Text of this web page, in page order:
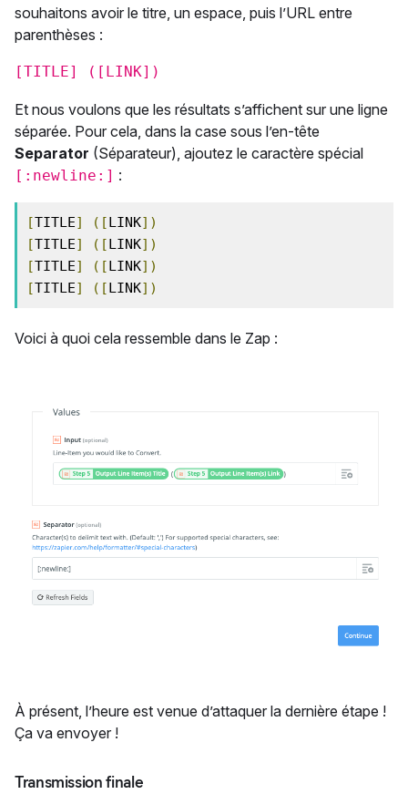
souhaitons avoir le titre, un espace, puis l’URL entre
parenthèses :
[TITLE] ([LINK])
Et nous voulons que les résultats s’affichent sur une ligne
séparée. Pour cela, dans la case sous l’en-tête
Separator (Séparateur), ajoutez le caractère spécial
[:newline:] :
[TITLE] ([ LINK])
[TITLE] ([ LINK])
[TITLE] ([ LINK])
[TITLE] ([ LINK])
Voici à quoi cela ressemble dans le Zap :
À présent, l’heure est venue d’attaquer la dernière étape !
Ça va envoyer !
Transmission finale